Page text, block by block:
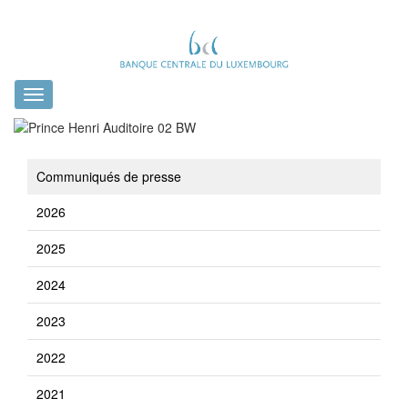
Toggle
navigation
Communiqués de presse
2026
2025
2024
2023
2022
2021